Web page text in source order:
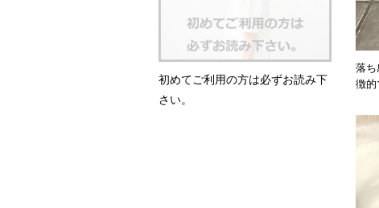
落ち
徴的
初めてご利用の方は必ずお読み下
さい。